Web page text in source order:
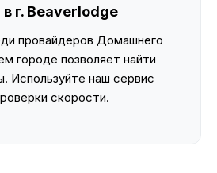
г. Beaverlodge
провайдеров Домашнего
городе позволяет найти
Используйте наш сервис
скорости.